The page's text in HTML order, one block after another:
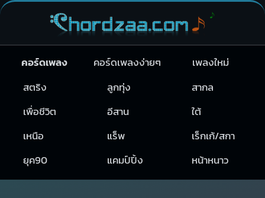
คอร์ดเพลง คอร์ดเพลงง่ายๆ
เพลงใหม่
สตริง
ลูกทุ่ง
สากล
เพื่อชีวิต
อีสาน
ใต้
เหนือ
แร็พ
เร็กเก้/สกา
ยุค90
แคมป์ปิ้ง หน้าหนาว